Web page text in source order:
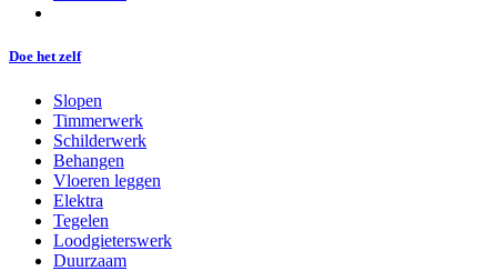
Doe het zelf
Slopen
Timmerwerk
Schilderwerk
Behangen
Vloeren leggen
Elektra
Tegelen
Loodgieterswerk
Duurzaam